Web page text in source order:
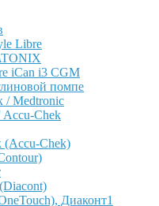
Libre
iCan i3 CGM
помпе
/ Medtronic
Chek
(Accu-Chek)
Диаконт1